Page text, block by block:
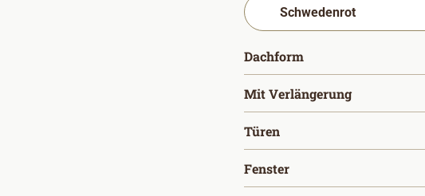
Dachform
Mit Verlängerungauswählen
Türen
Fensterauswählen